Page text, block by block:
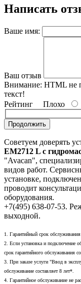
Написать
Ваше имя:
Ваш отзыв
Внимание: HTML не
текст!
Рейтинг Плохо
Продолжить
Советуем доверять
EM2712 L с
"Avacan",
видов работ.
установке,
проводит
оборудования.
+7(495) 638-07-53.
выходной.
1. Гарантийный срок обслуживания
2. Если установка и подключение
срок гарантийного обслуживания
3. При заказе услуги "Ввод в
обслуживание составляет 8 лет*.
4. Гарантийное обслуживание не